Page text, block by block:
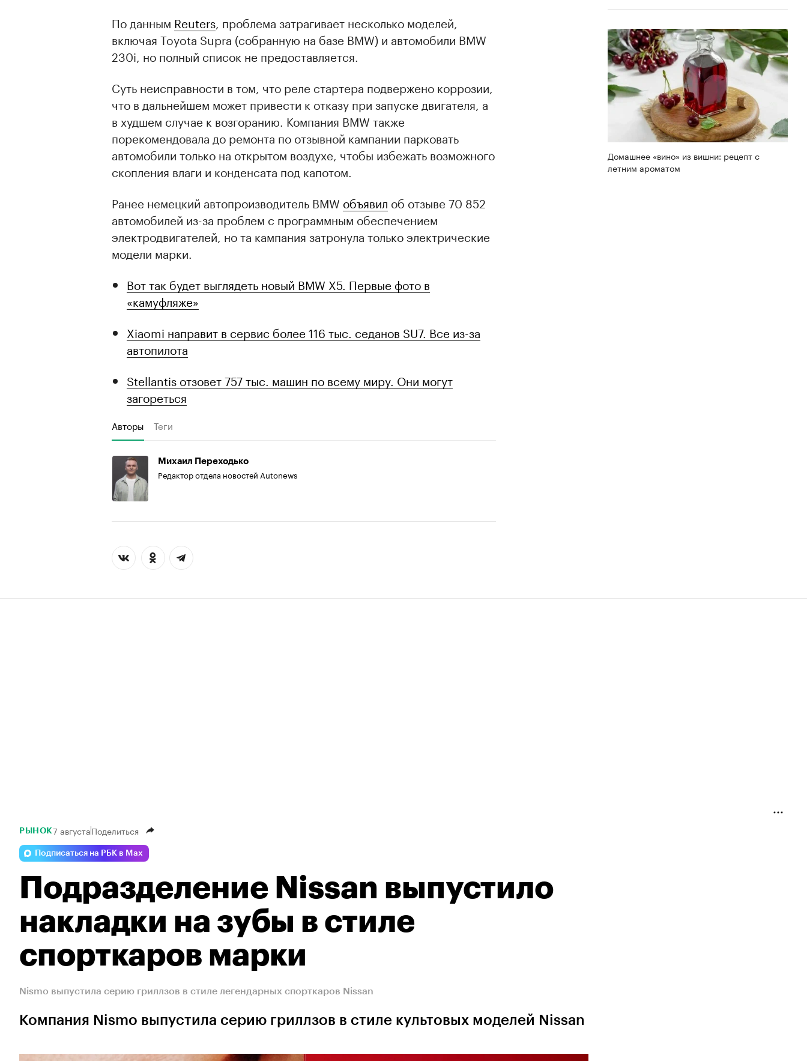
Домашнее «вино» из вишни: рецепт с
летним ароматом
00:00
По данным Reuters , проблема затрагивает несколько моделей,
включая Toyota Supra (собранную на базе BMW) и автомобили BMW
230i, но полный список не предоставляется.
Суть неисправности в том, что реле стартера подвержено коррозии,
что в дальнейшем может привести к отказу при запуске двигателя, а
в худшем случае к возгоранию. Компания BMW также
порекомендовала до ремонта по отзывной кампании парковать
автомобили только на открытом воздухе, чтобы избежать возможного
скопления влаги и конденсата под капотом.
Ранее немецкий автопроизводитель BMW объявил об отзыве 70 852
автомобилей из-за проблем с программным обеспечением
электродвигателей, но та кампания затронула только электрические
модели марки.
Вот так будет выглядеть новый BMW X5. Первые фото в
«камуфляже»
Xiaomi направит в сервис более 116 тыс. седанов SU7. Все из-за
автопилота
Stellantis отзовет 757 тыс. машин по всему миру. Они могут
загореться
Авторы Теги
Михаил Переходько
Редактор отдела новостей Autonews
РЫНОК7 августаПоделиться
Подписаться на РБК в Max
Подразделение Nissan выпустило
накладки на зубы в стиле
спорткаров марки
Nismo выпустила серию гриллзов в стиле легендарных спорткаров Nissan
Компания Nismo выпустила серию гриллзов в стиле культовых моделей Nissan